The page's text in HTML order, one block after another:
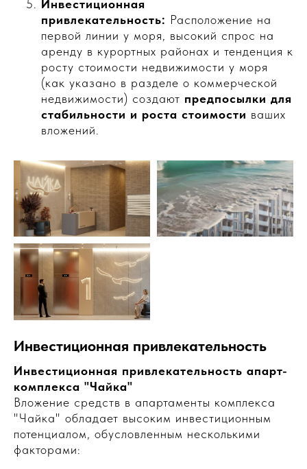
Инвестиционная
привлекательность: Расположение на
первой линии у моря, высокий спрос на
аренду в курортных районах и тенденция к
росту стоимости недвижимости у моря
(как указано в разделе о коммерческой
недвижимости) создают предпосылки для
стабильности и роста стоимости ваших
вложений.
Инвестиционная привлекательность
Инвестиционная привлекательность апарт-
комплекса "Чайка"
Вложение средств в апартаменты комплекса
"Чайка" обладает высоким инвестиционным
потенциалом, обусловленным несколькими
факторами: